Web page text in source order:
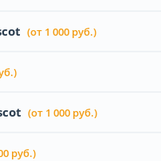
(от 1 000 руб.)
(от 1 000 руб.)
руб.)